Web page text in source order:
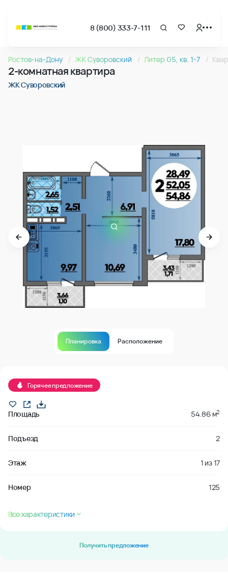
8 (800) 333-7-111
Квартира № 125 в ЖК Суворовский : подъезд 2, этаж 1,
2-комнатная квартира 54.86м2 в ЖК Суворовский, №125
2-комнатная квартира 54.86м2 в ЖК Суворовский, №125
Ростов-на-Дону ЖК Суворовский Литер 05, кв. 1-7
2-комнатная квартира
ЖК Суворовский
Планировка Расположение
Горячее предложение
Площадь 54.86 м2
Подъезд 2
Этаж 1 из17
Номер 125
Все характеристики
Получить предложение